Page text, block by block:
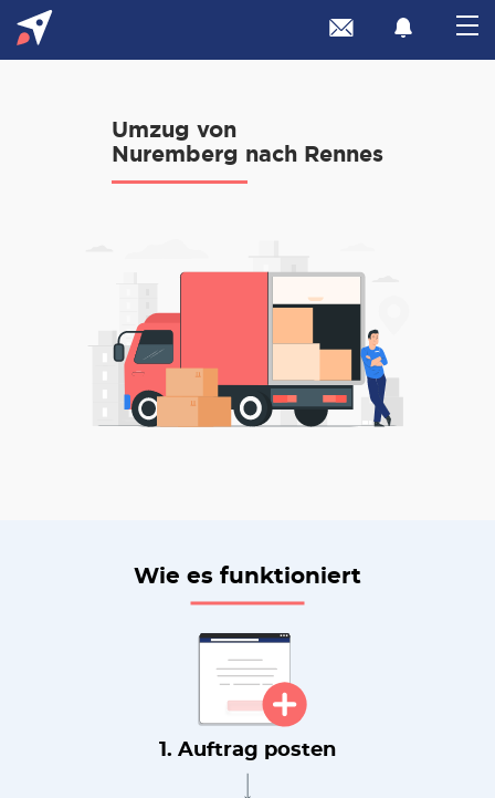
Umzug von
Nuremberg nach Rennes
Wie es funktioniert
1. Auftrag posten